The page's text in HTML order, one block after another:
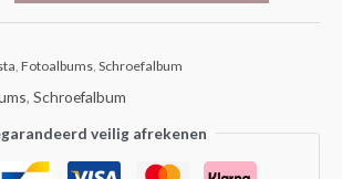
, Fotoalbums, Schroefalbum
, Schroefalbum
veilig afrekenen